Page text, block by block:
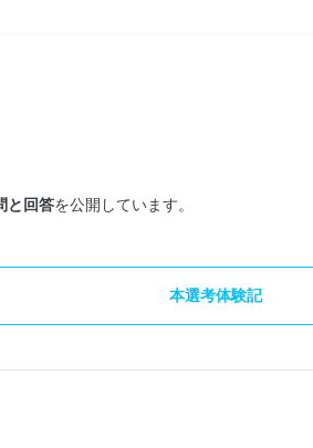
と回答を公開しています。
本選考体験記